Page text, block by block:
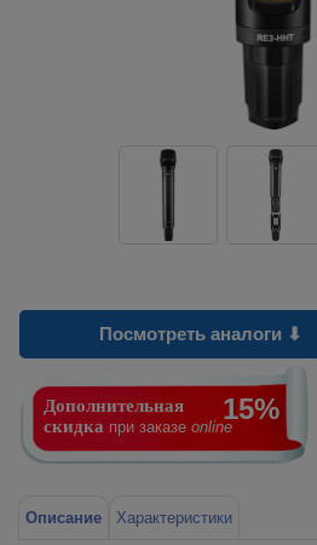
Посмотреть аналоги ⬇
Дополнительная
скидкапри заказеonline
15%
Описание Характеристики